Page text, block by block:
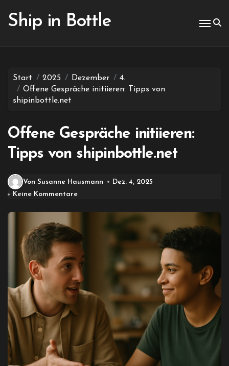
Inhalt
springen
Ship in Bottle
Start 2025 Dezember
4.
Offene Gespräche initiieren: Tipps von
shipinbottle.net
Offene Gespräche initiieren:
Tipps von shipinbottle.net
Von Susanne Hausmann
Dez. 4, 2025
Keine Kommentare